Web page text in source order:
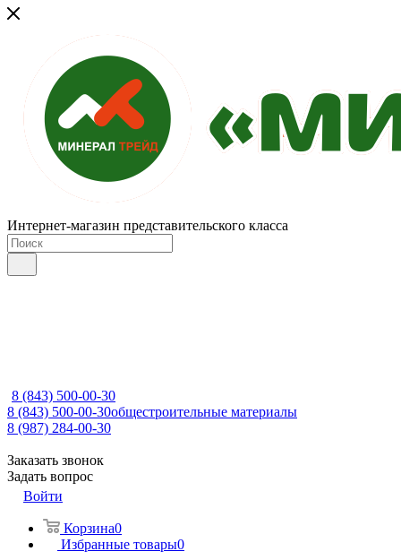
Интернет-магазин представительского класса
8 (843) 500-00-30
8 (843) 500-00-30общестроительные материалы
8 (987) 284-00-30
Заказать звонок
Задать вопрос
Войти
Корзина0
Избранные товары0